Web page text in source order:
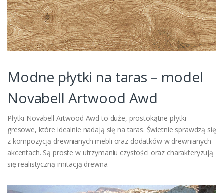
Modne płytki na taras – model
Novabell Artwood Awd
Płytki Novabell Artwood Awd to duże, prostokątne płytki
gresowe, które idealnie nadają się na taras. Świetnie sprawdzą się
z kompozycją drewnianych mebli oraz dodatków w drewnianych
akcentach. Są proste w utrzymaniu czystości oraz charakteryzują
się realistyczną imitacją drewna.